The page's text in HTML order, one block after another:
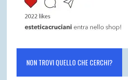
NON TROVI QUELLO CHE CERCHI?